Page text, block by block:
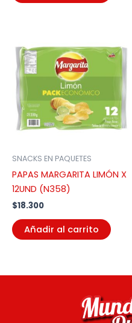
SNACKS EN PAQUETES
PAPAS MARGARITA LIMÓN X
12UND (N358)
$18.300
Añadir al carrito